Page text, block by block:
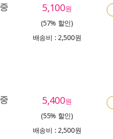
중 5,100원
(57% 할인)
배송비 : 2,500원
중 5,400원
(55% 할인)
배송비 : 2,500원